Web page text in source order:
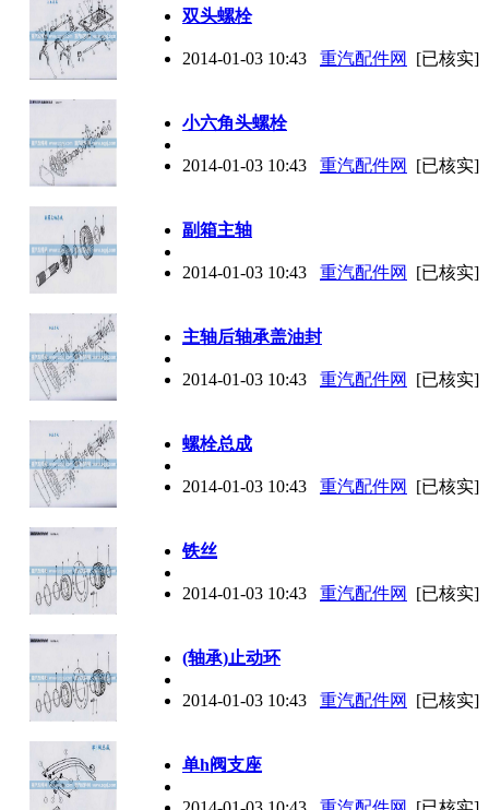
双头螺栓
2014-01-03 10:43 重汽配件网 [已核实]
小六角头螺栓
2014-01-03 10:43 重汽配件网 [已核实]
副箱主轴
2014-01-03 10:43 重汽配件网 [已核实]
主轴后轴承盖油封
2014-01-03 10:43 重汽配件网 [已核实]
螺栓总成
2014-01-03 10:43 重汽配件网 [已核实]
铁丝
2014-01-03 10:43 重汽配件网 [已核实]
(轴承)止动环
2014-01-03 10:43 重汽配件网 [已核实]
单h阀支座